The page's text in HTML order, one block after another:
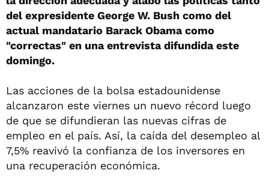
del expresidente George W. Bush como del
actual mandatario Barack Obama como
"correctas" en una entrevista difundida este
domingo.
Las acciones de la bolsa estadounidense
alcanzaron este viernes un nuevo récord luego
de que se difundieran las nuevas cifras de
empleo en el país. Así, la caída del desempleo al
7,5% reavivó la confianza de los inversores en
una recuperación económica.